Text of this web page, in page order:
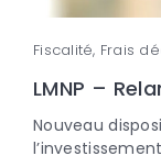
Fiscalité, Frais
LMNP –
Nouveau